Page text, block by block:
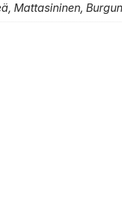
Mattasininen,